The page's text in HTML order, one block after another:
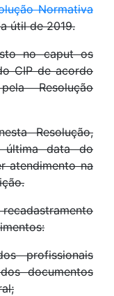
Normativa
útil de 2019.
no caput os
CIP de acordo
Resolução
Resolução,
última data do
atendimento na
profissionais
documentos